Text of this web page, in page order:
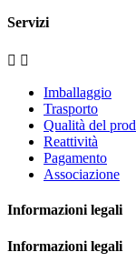
Servizi
 
Imballaggio
Trasporto
Qualità del
Reattività
Pagamento
Associazione
Informazioni legali
Informazioni legali